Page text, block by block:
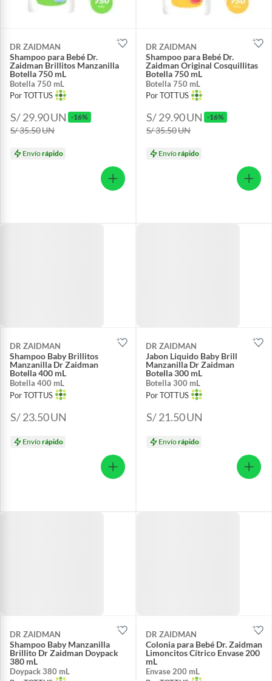
DR ZAIDMAN
Shampoo para Bebé Dr.
Zaidman Brillitos Manzanilla
Botella 750 mL
Botella 750 mL
Por TOTTUS
S/ 29.90UN -16%
S/ 35.50UN
Envíorápido
DR ZAIDMAN
Shampoo para Bebé Dr.
Zaidman Original Cosquillitas
Botella 750 mL
Botella 750 mL
Por TOTTUS
S/ 29.90UN -16%
S/ 35.50UN
Envíorápido
DR ZAIDMAN
Shampoo Baby Brillitos
Manzanilla Dr Zaidman
Botella 400 mL
Botella 400 mL
Por TOTTUS
S/ 23.50UN
Envíorápido
DR ZAIDMAN
Jabon Liquido Baby Brill
Manzanilla Dr Zaidman
Botella 300 mL
Botella 300 mL
Por TOTTUS
S/ 21.50UN
Envíorápido
DR ZAIDMAN
Shampoo Baby Manzanilla
Brillito Dr Zaidman Doypack
380 mL
Doypack 380 mL
DR ZAIDMAN
Colonia para Bebé Dr. Zaidman
Limoncitos Cítrico Envase 200
mL
Envase 200 mL